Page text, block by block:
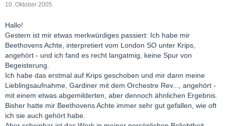
10. Oktober 2005
Hallo!
Gestern ist mir etwas merkwürdiges passiert: Ich habe mir
Beethovens Achte, interpretiert vom London SO unter Krips,
angehört - und ich fand es recht langatmig, keine Spur von
Begeisterung.
Ich habe das erstmal auf Krips geschoben und mir dann meine
Lieblingsaufnahme, Gardiner mit dem Orchestre Rev..., angehört -
mit einem etwas abgemilderten, aber dennoch ähnlichen Ergebnis.
Bisher hatte mir Beethovens Achte immer sehr gut gefallen, wie oft
ich sie auch gehört habe.